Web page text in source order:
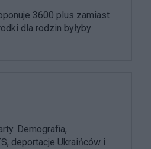
3600 plus zamiast
dla rodzin byłyby
Demografia,
deportacje Ukraińców i